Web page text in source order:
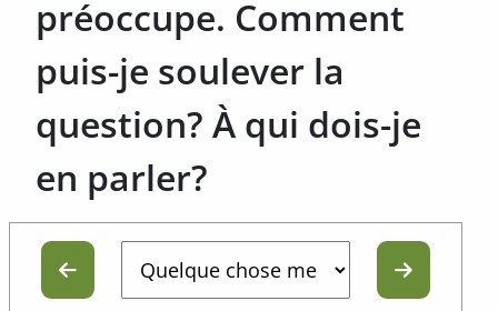
préoccupe. Comment
puis-je soulever la
question? À qui dois-je
en parler?